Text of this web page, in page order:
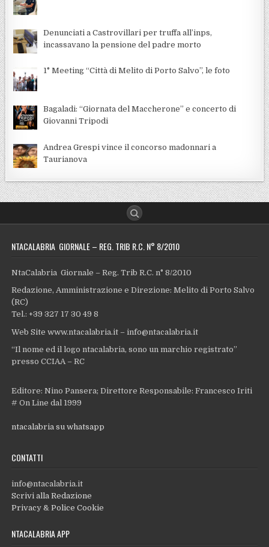
Denunciati a Castrovillari per truffa all’inps,
incassavano la pensione del padre morto
1° Meeting “Città di Melito di Porto Salvo”, le foto
Bagaladi: “Giornata del Maccherone” e concerto di
Giovanni Tripodi
Andrea Grespi vince il concorso madonnari a
Taurianova
NTACALABRIA GIORNALE – REG. TRIB R.C. N° 8/2010
NtaCalabria Giornale – Reg. Trib R.C. n° 8/2010
Redazione, Amministrazione e Direzione: Melito di Porto Salvo
(RC)
Tel.: +39 327 17 30 49 8
Web Site www.ntacalabria.it – info@ntacalabria.it
“Il nome ed il logo ntacalabria, sono un marchio registrato”
presso CCIAA – RC
Editore: Nino Pansera; Direttore Responsabile: Francesco Iriti
# On Line dal 1999
ntacalabria su whatsapp
CONTATTI
info@ntacalabria.it
Scrivi alla Redazione
Privacy & Police Cookie
NTACALABRIA APP